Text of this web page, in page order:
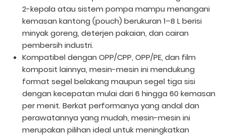
2-kepala atau sistem pompa mampu menangani
kemasan kantong (pouch) berukuran 1–8 L berisi
minyak goreng, deterjen pakaian, dan cairan
pembersih industri.
Kompatibel dengan OPP/CPP, OPP/PE, dan film
komposit lainnya, mesin-mesin ini mendukung
format segel belakang maupun segel tiga sisi
dengan kecepatan mulai dari 6 hingga 60 kemasan
per menit. Berkat performanya yang andal dan
perawatannya yang mudah, mesin-mesin ini
merupakan pilihan ideal untuk meningkatkan